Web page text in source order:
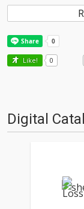
Like! 0
Digital